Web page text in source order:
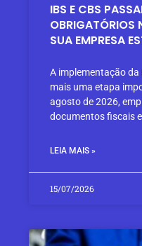
IBS E CBS
OBRIGATÓRIOS
SUA EMPRESA
A implementação
mais uma etapa
agosto de 2026,
documentos fiscais
LEIA MAIS »
15/07/2026